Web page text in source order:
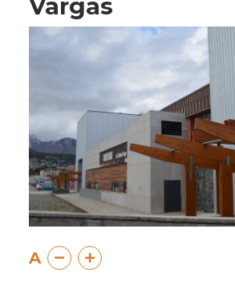
Vargas
A